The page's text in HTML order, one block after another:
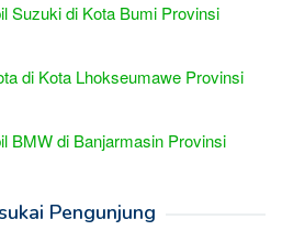
Suzuki di Kota Bumi Provinsi
di Kota Lhokseumawe Provinsi
BMW di Banjarmasin Provinsi
Pengunjung